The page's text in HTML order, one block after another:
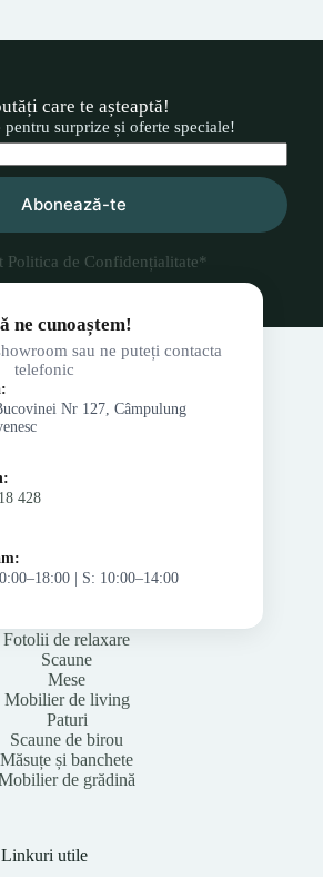
care te așteaptă!
pentru surprize și oferte speciale!
Abonează-te
Politica de Confidențialitate*
ne cunoaștem!
sau ne puteți contacta
telefonic
Nr 127, Câmpulung
428
| S: 10:00–14:00
Fotolii de relaxare
Scaune
Mese
Mobilier de living
Paturi
Scaune de birou
Măsuțe și banchete
de grădină
Linkuri utile